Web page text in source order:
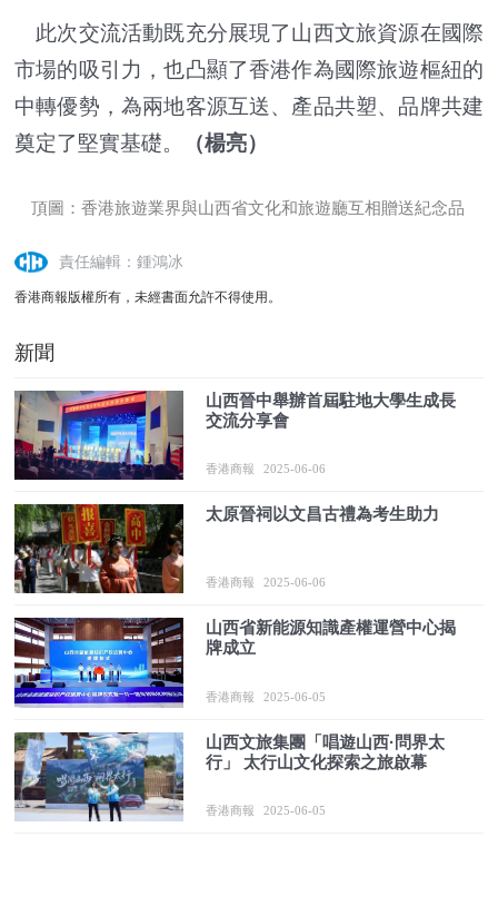
此次交流活動既充分展現了山西文旅資源在國際
市場的吸引力，也凸顯了香港作為國際旅遊樞紐的
中轉優勢，為兩地客源互送、產品共塑、品牌共建
奠定了堅實基礎。
（楊亮）
頂圖：香港旅遊業界與山西省文化和旅遊廳互相贈送紀念品
責任編輯：鍾鴻冰
香港商報版權所有，未經書面允許不得使用。
新聞
山西晉中舉辦首屆駐地大學生成長
交流分享會
香港商報 2025-06-06
太原晉祠以文昌古禮為考生助力
香港商報 2025-06-06
山西省新能源知識產權運營中心揭
牌成立
香港商報 2025-06-05
山西文旅集團「唱遊山西·問界太
行」 太行山文化探索之旅啟幕
香港商報 2025-06-05